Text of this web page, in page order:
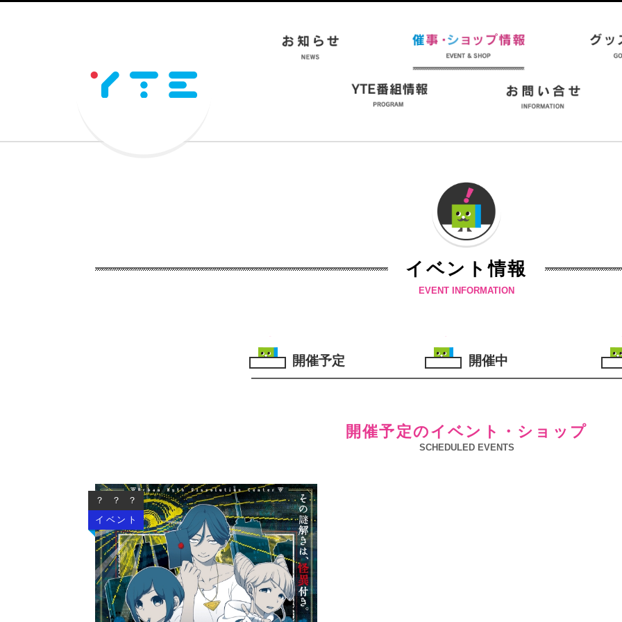
イベント情報
EVENT INFORMATION
開催予定 開催中
開催予定のイベント・ショップ
SCHEDULED EVENTS
？？？
イベント